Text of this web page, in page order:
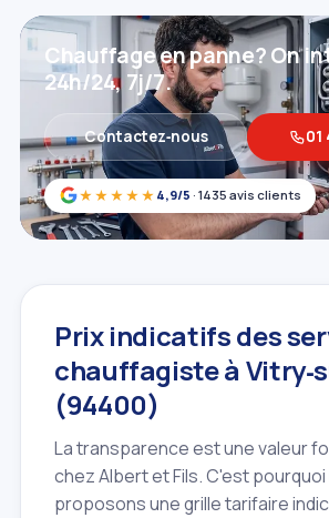
★★★★★ 4,9/5 · 1435 avis clients
Chauffage en panne? On
24h/24, 7j/7.
Contactez‑nous 01
Prix indicatifs des
chauffagiste à
(94400)
La transparence est une valeur
chez Albert et Fils. C'est
proposons une grille tarifaire